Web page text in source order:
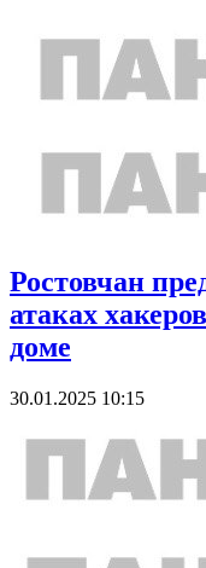
Ростовчан
атаках
доме
30.01.2025 10:15